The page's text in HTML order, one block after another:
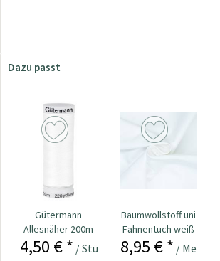
Dazu passt
Gütermann
Allesnäher 200m
Fb. 800 - weiß
4,50 € * / Stück
Baumwollstoff uni
Fahnentuch weiß
8,95 € * / Meter